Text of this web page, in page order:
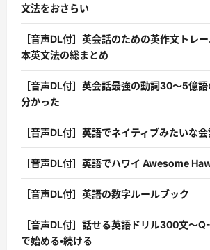
文法をおさらい
［音声DL付］英会話のための英作文トレ
本英文法の総まとめ
［音声DL付］英会話最強の動詞30〜5億
分かった
［音声DL付］英語でネイティブみたいな会
［音声DL付］英語でハワイ Awesome
［音声DL付］英語の数字ルールブック
［音声DL付］話せる英語ドリル300文〜
で始める・続ける